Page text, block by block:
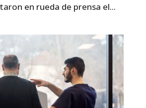
en rueda de prensa el...